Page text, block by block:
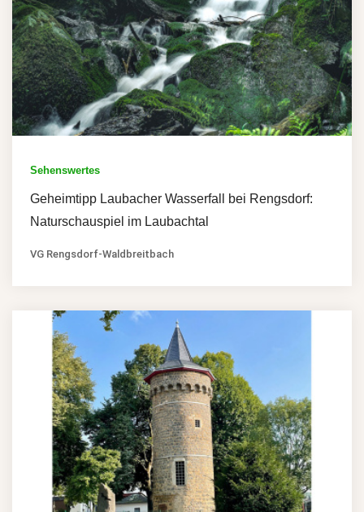
Sehenswertes
Geheimtipp Laubacher Wasserfall bei Rengsdorf:
Naturschauspiel im Laubachtal
VG Rengsdorf-Waldbreitbach